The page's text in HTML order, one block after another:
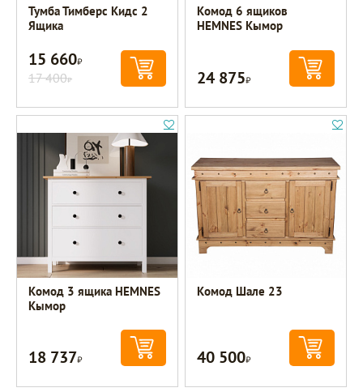
Тумба Тимберс Кидс 2
Ящика
15 660Р
17 400Р
Комод 6 ящиков
HEMNES Кымор
24 875Р
Комод 3 ящика HEMNES
Кымор
18 737Р
Комод Шале 23
40 500Р